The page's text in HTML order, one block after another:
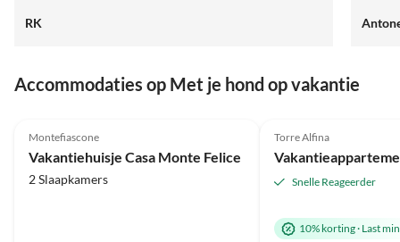
RK
Accommodaties op Met je hond op vakantie
Montefiascone
Vakantiehuisje Casa Monte Felice
2 Slaapkamers
Torre Alfina
Snelle Reageerder
10% korting· Last